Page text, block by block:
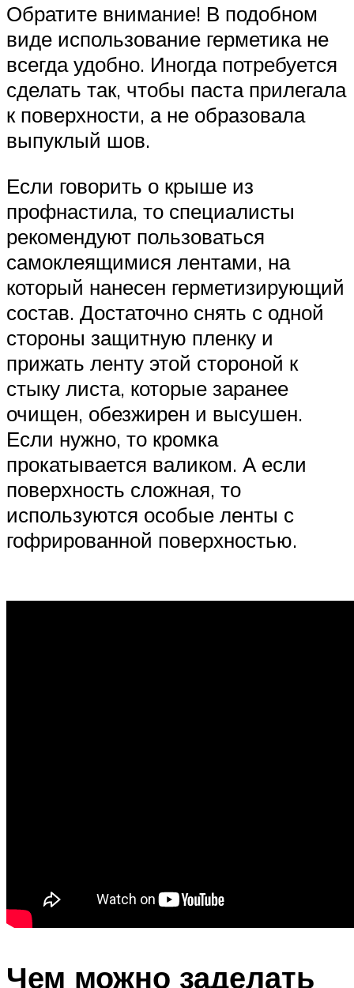
Обратите внимание! В подобном
виде использование герметика не
всегда удобно. Иногда потребуется
сделать так, чтобы паста прилегала
к поверхности, а не образовала
выпуклый шов.
Если говорить о крыше из
профнастила, то специалисты
рекомендуют пользоваться
самоклеящимися лентами, на
который нанесен герметизирующий
состав. Достаточно снять с одной
стороны защитную пленку и
прижать ленту этой стороной к
стыку листа, которые заранее
очищен, обезжирен и высушен.
Если нужно, то кромка
прокатывается валиком. А если
поверхность сложная, то
используются особые ленты с
гофрированной поверхностью.
Чем можно заделать